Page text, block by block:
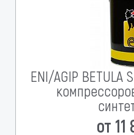
ENI/AGIP BETULA
от